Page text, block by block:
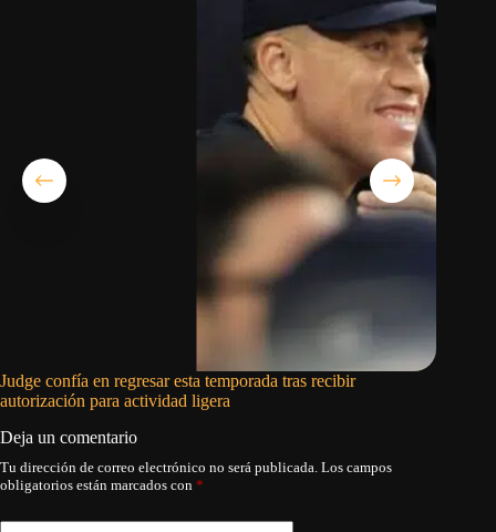
Judge confía en regresar esta temporada tras recibir
autorización para actividad ligera
Deja un comentario
Tu dirección de correo electrónico no será publicada. Los campos
obligatorios están marcados con *